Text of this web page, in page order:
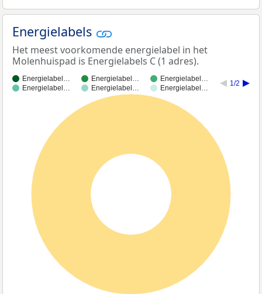
Energielabels
Het meest voorkomende energielabel in het
Molenhuispad is Energielabels C (1 adres).
Energielabel… Energielabel…
Energielabel…
Energielabel…
Energielabel… Energielabel…
1/2